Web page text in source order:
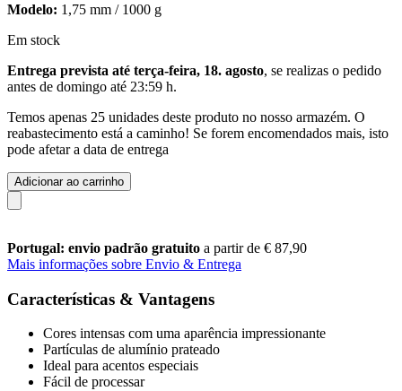
Modelo: 1,75 mm / 1000 g
Em stock
Entrega prevista até terça-feira, 18. agosto, se realizas o pedido
antes de domingo até 23:59 h.
Temos apenas 25 unidades deste produto no nosso armazém. O
reabastecimento está a caminho! Se forem encomendados mais, isto
pode afetar a data de entrega
Adicionar ao carrinho
Portugal: envio padrão gratuito a partir de € 87,90
Mais informações sobre Envio & Entrega
Características & Vantagens
Cores intensas com uma aparência impressionante
Partículas de alumínio prateado
Ideal para acentos especiais
Fácil de processar